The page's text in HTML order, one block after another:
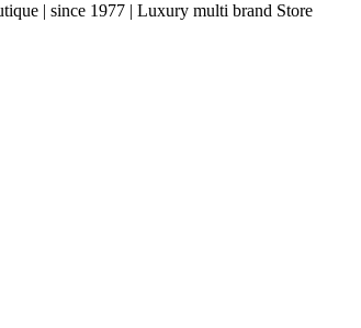
| since 1977 | Luxury multi brand Store